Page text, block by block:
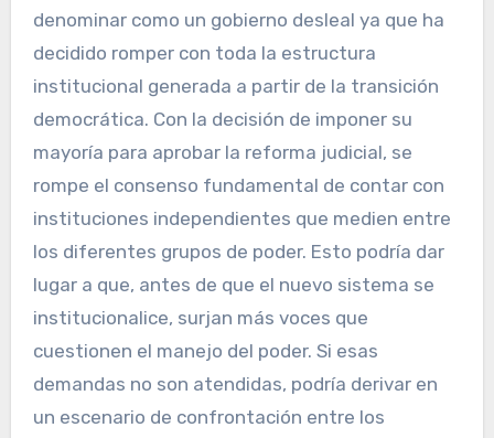
denominar como un gobierno desleal ya que ha
decidido romper con toda la estructura
institucional generada a partir de la transición
democrática. Con la decisión de imponer su
mayoría para aprobar la reforma judicial, se
rompe el consenso fundamental de contar con
instituciones independientes que medien entre
los diferentes grupos de poder. Esto podría dar
lugar a que, antes de que el nuevo sistema se
institucionalice, surjan más voces que
cuestionen el manejo del poder. Si esas
demandas no son atendidas, podría derivar en
un escenario de confrontación entre los